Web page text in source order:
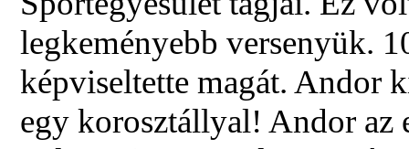
legkeményebb versenyük.
képviseltette magát. Andor
egy korosztállyal! Andor az